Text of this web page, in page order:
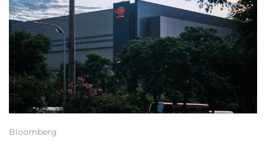
Bloomberg